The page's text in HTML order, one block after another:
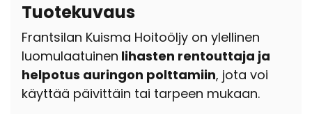
Tuotekuvaus
Frantsilan Kuisma Hoitoöljy on ylellinen
luomulaatuinen lihasten rentouttaja ja
helpotus auringon polttamiin, jota voi
käyttää päivittäin tai tarpeen mukaan.